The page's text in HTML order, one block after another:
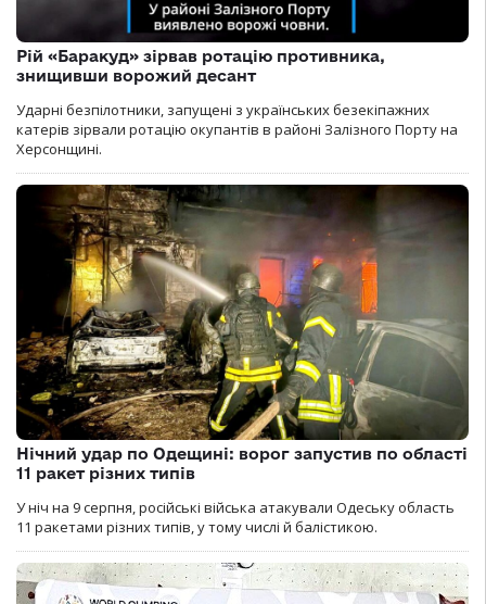
Рій «Баракуд» зірвав ротацію противника,
знищивши ворожий десант
Ударні безпілотники, запущені з українських безекіпажних
катерів зірвали ротацію окупантів в районі Залізного Порту на
Херсонщині.
Нічний удар по Одещині: ворог запустив по області
11 ракет різних типів
У ніч на 9 серпня, російські війська атакували Одеську область
11 ракетами різних типів, у тому числі й балістикою.